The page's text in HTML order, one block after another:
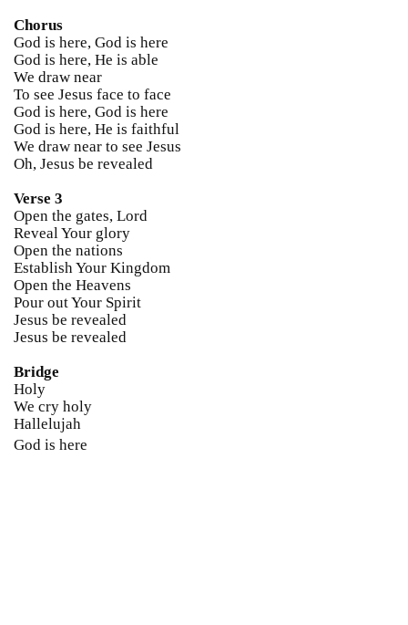
Chorus
God is here, God is here
God is here, He is able
We draw near
To see Jesus face to face
God is here, God is here
God is here, He is faithful
We draw near to see Jesus
Oh, Jesus be revealed
Verse 3
Open the gates, Lord
Reveal Your glory
Open the nations
Establish Your Kingdom
Open the Heavens
Pour out Your Spirit
Jesus be revealed
Jesus be revealed
Bridge
Holy
We cry holy
Hallelujah
God is here